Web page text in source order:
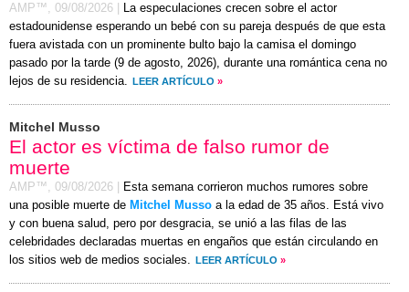
AMP™, 09/08/2026
La especulaciones crecen sobre el actor
estadounidense esperando un bebé con su pareja después de que esta
fuera avistada con un prominente bulto bajo la camisa el domingo
pasado por la tarde (9 de agosto, 2026), durante una romántica cena no
lejos de su residencia.
LEER ARTÍCULO »
Mitchel Musso
El actor es víctima de falso rumor de
muerte
AMP™, 09/08/2026
Esta semana corrieron muchos rumores sobre
una posible muerte de Mitchel Musso a la edad de 35 años. Está vivo
y con buena salud, pero por desgracia, se unió a las filas de las
celebridades declaradas muertas en engaños que están circulando en
los sitios web de medios sociales.
LEER ARTÍCULO »